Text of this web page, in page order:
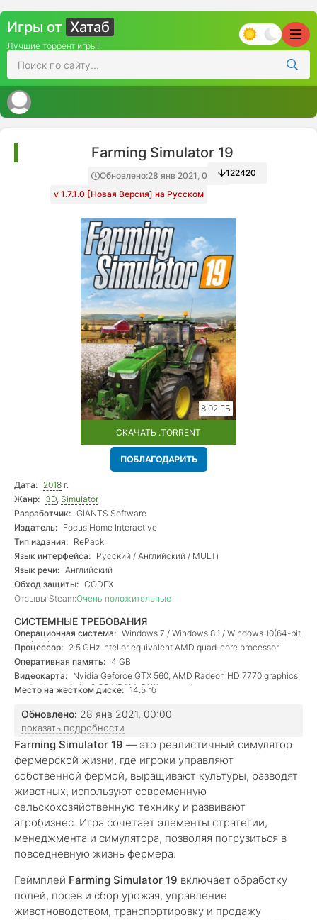
Игры от Хатаб
Лучшие торрент игры!
Farming Simulator 19
Обновлено:28 янв 2021, 00:00
v 1.7.1.0 [Новая Версия] на Русском
122420
8,02 ГБ
СКАЧАТЬ .TORRENT
ПОБЛАГОДАРИТЬ
Дата: 2018 г.
Жанр: 3D, Simulator
Разработчик: GIANTS Software
Издатель: Focus Home Interactive
Тип издания: RePack
Язык интерфейса: Русский / Английский / MULTi
Язык речи: Английский
Обход защиты: CODEX
Отзывы Steam:Очень положительные
СИСТЕМНЫЕ ТРЕБОВАНИЯ
Операционная система: Windows 7 / Windows 8.1 / Windows 10(64-bit
versions)
Процессор: 2.5 GHz Intel or equivalent AMD quad-core processor
Оперативная память: 4 GB
Видеокарта: Nvidia Geforce GTX 560, AMD Radeon HD 7770 graphics
card or better (min. 2 GB VRAM, DX11 support)
Место на жестком диске: 14.5 гб
Обновлено: 28 янв 2021, 00:00
показать подробности
Farming Simulator 19 — это реалистичный симулятор
фермерской жизни, где игроки управляют
собственной фермой, выращивают культуры, разводят
животных, используют современную
сельскохозяйственную технику и развивают
агробизнес. Игра сочетает элементы стратегии,
менеджмента и симулятора, позволяя погрузиться в
повседневную жизнь фермера.
Геймплей Farming Simulator 19 включает обработку
полей, посев и сбор урожая, управление
животноводством, транспортировку и продажу